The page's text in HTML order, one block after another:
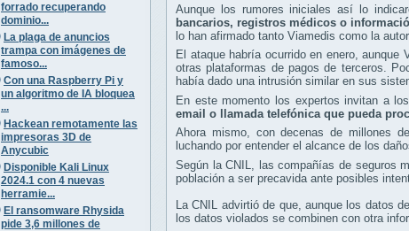
forrado recuperando
dominio...
La plaga de anuncios
trampa con imágenes de
famoso...
Con una Raspberry Pi y
un algoritmo de IA bloquea
...
Hackean remotamente las
impresoras 3D de
Anycubic
Disponible Kali Linux
2024.1 con 4 nuevas
herramie...
El ransomware Rhysida
pide 3,6 millones de
Aunque los rumores iniciales así lo
bancarios, registros médicos o
lo han afirmado tanto Viamedis como la
El ataque habría ocurrido en enero,
otras plataformas de pagos de terceros.
había dado una intrusión similar en sus
En este momento los expertos invitan a
email o llamada telefónica que pueda
Ahora mismo, con decenas de millones
luchando por entender el alcance de los
Según la CNIL, las compañías de seguros
población a ser precavida ante posibles
La CNIL advirtió de que, aunque los datos
los datos violados se combinen con otra